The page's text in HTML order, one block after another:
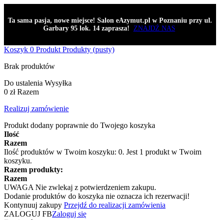
Ta sama pasja, nowe miejsce! Salon eAzymut.pl w Poznaniu przy ul.
Garbary 95 lok. 14 zaprasza! ZNAJDŹ NAS
Koszyk 0 Produkt Produkty (pusty)
Brak produktów
Do ustalenia Wysyłka
0 zł Razem
Realizuj zamówienie
Produkt dodany poprawnie do Twojego koszyka
Ilość
Razem
Ilość produktów w Twoim koszyku: 0. Jest 1 produkt w Twoim
koszyku.
Razem produkty:
Razem
UWAGA Nie zwlekaj z potwierdzeniem zakupu.
Dodanie produktów do koszyka nie oznacza ich rezerwacji!
Kontynuuj zakupy Przejdź do realizacji zamówienia
ZALOGUJ FBZaloguj się